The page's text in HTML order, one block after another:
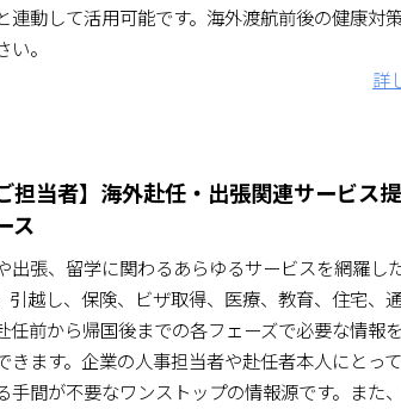
連動して活用可能です。海外渡航前後の健康対
。
詳
担当者】海外赴任・出張関連サービス
ス
出張、留学に関わるあらゆるサービスを網羅し
引越し、保険、ビザ取得、医療、教育、住宅、
任前から帰国後までの各フェーズで必要な情報
きます。企業の人事担当者や赴任者本人にとっ
手間が不要なワンストップの情報源です。また